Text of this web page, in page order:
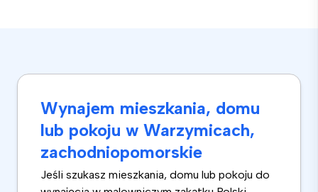
Wynajem mieszkania, domu
lub pokoju w Warzymicach,
zachodniopomorskie
Jeśli szukasz mieszkania, domu lub pokoju do